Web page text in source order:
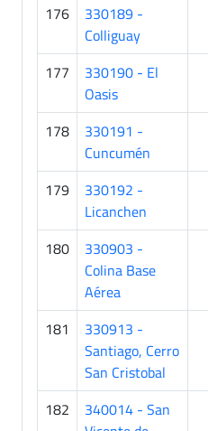
176
330189 -
Colliguay
177
330190 - El
Oasis
178
330191 -
Cuncumén
179
330192 -
Licanchen
180
330903 -
Colina Base
Aérea
181
330913 -
Santiago, Cerro
San Cristobal
182
340014 - San